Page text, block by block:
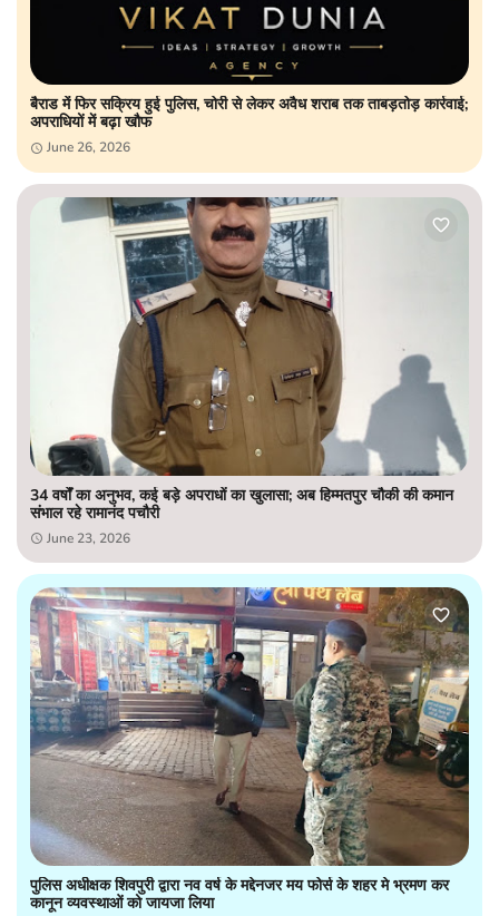
बैराड में फिर सक्रिय हुई पुलिस, चोरी से लेकर अवैध शराब तक ताबड़तोड़ कार्रवाई;
अपराधियों में बढ़ा खौफ
June 26, 2026
34 वर्षों का अनुभव, कई बड़े अपराधों का खुलासा; अब हिम्मतपुर चौकी की कमान
संभाल रहे रामानंद पचौरी
June 23, 2026
पुलिस अधीक्षक शिवपुरी द्वारा नव वर्ष के मद्देनजर मय फोर्स के शहर मे भ्रमण कर
कानून व्यवस्थाओं को जायजा लिया